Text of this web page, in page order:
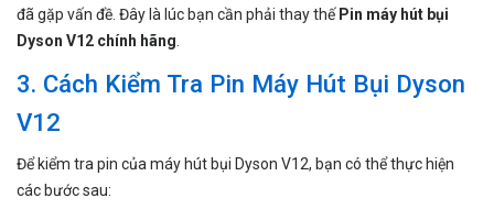
đã gặp vấn đề. Đây là lúc bạn cần phải thay thế Pin máy hút bụi
Dyson V12 chính hãng
3. Cách Kiểm Tra Pin Máy Hút Bụi Dyson
V12
Để kiểm tra pin của máy hút bụi Dyson V12, bạn có thể thực hiện
các bước sau: